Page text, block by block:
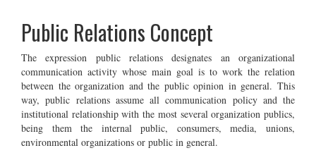
Public Relations Concept
The expression public relations designates an organizational
communication activity whose main goal is to work the relation
between the organization and the public opinion in general. This
way, public relations assume all communication policy and the
institutional relationship with the most several organization publics,
being them the internal public, consumers, media, unions,
environmental organizations or public in general.